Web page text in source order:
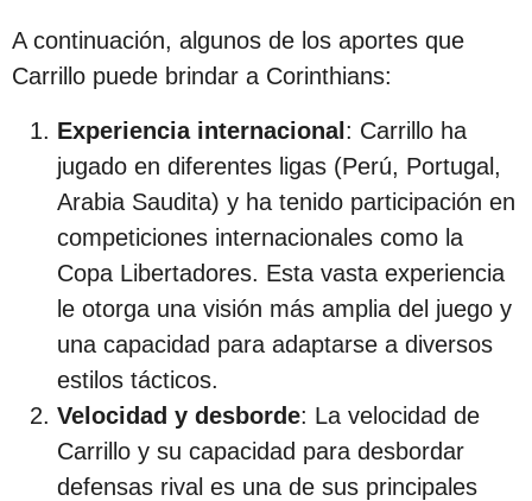
A continuación, algunos de los aportes que
Carrillo puede brindar a Corinthians:
Experiencia internacional : Carrillo ha
jugado en diferentes ligas (Perú, Portugal,
Arabia Saudita) y ha tenido participación en
competiciones internacionales como la
Copa Libertadores. Esta vasta experiencia
le otorga una visión más amplia del juego y
una capacidad para adaptarse a diversos
estilos tácticos.
Velocidad y desborde: La velocidad de
Carrillo y su capacidad para desbordar
defensas rival es una de sus principales